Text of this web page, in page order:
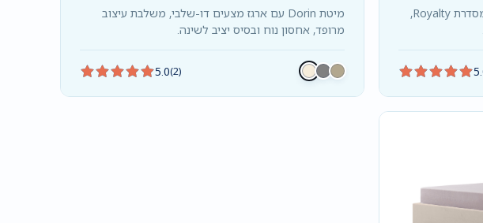
מיטת Lofty עם ארגז מצעים דו-שלבי, מסדרת Royalty,
מיטת Dorin עם ארגז מצעים דו-שלבי, משלבת עיצוב
מרופד, אחסון נוח ובסיס יציב לשינה.
5.0(2)